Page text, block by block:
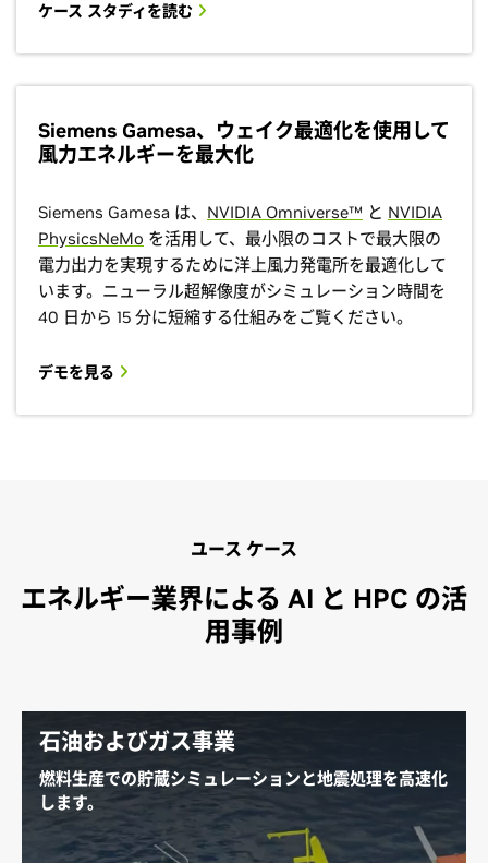
ケース スタディを読む
Siemens Gamesa、ウェイク最適化を使用して
風力エネルギーを最大化
Siemens Gamesa は、 NVIDIA Omniverse™ と NVIDIA
PhysicsNeMo を活用して、最小限のコストで最大限の
電力出力を実現するために洋上風力発電所を最適化して
います。ニューラル超解像度がシミュレーション時間を
40 日から 15 分に短縮する仕組みをご覧ください。
デモを見る
ユース ケース
エネルギー業界による AI と HPC の活
用事例
石油およびガス事業
燃料生産での貯蔵シミュレーションと地震処理を高速化
します。
AI が、どのように貯蔵シミュレーションと地震処理を